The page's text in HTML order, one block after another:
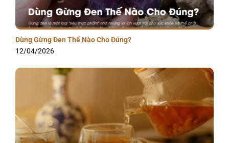
Dùng Gừng Đen Thế Nào Cho Đúng?
12/04/2026